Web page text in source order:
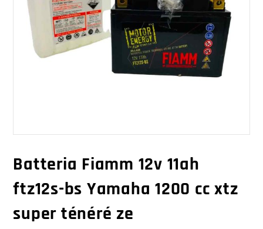
Batteria Fiamm 12v 11ah
ftz12s-bs Yamaha 1200 cc xtz
super ténéré ze